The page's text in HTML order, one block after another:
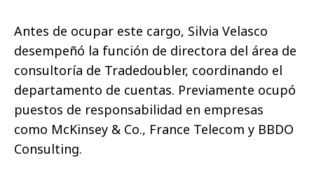
Antes de ocupar este cargo, Silvia Velasco
desempeñó la función de directora del área de
consultoría de Tradedoubler, coordinando el
departamento de cuentas. Previamente ocupó
puestos de responsabilidad en empresas
como McKinsey & Co., France Telecom y BBDO
Consulting.